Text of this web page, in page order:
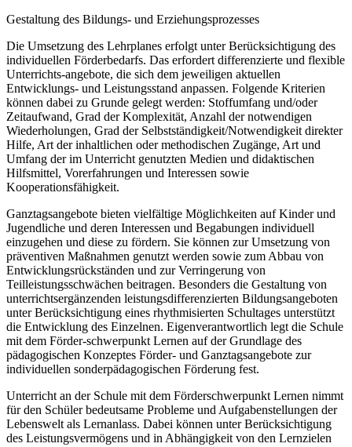
Gestaltung des Bildungs- und Erziehungsprozesses
Die Umsetzung des Lehrplanes erfolgt unter Berücksichtigung des
individuellen Förderbedarfs. Das erfordert differenzierte und flexible
Unterrichts-angebote, die sich dem jeweiligen aktuellen
Entwicklungs- und Leistungsstand anpassen. Folgende Kriterien
können dabei zu Grunde gelegt werden: Stoffumfang und/oder
Zeitaufwand, Grad der Komplexität, Anzahl der notwendigen
Wiederholungen, Grad der Selbstständigkeit/Notwendigkeit direkter
Hilfe, Art der inhaltlichen oder methodischen Zugänge, Art und
Umfang der im Unterricht genutzten Medien und didaktischen
Hilfsmittel, Vorerfahrungen und Interessen sowie
Kooperationsfähigkeit.
Ganztagsangebote bieten vielfältige Möglichkeiten auf Kinder und
Jugendliche und deren Interessen und Begabungen individuell
einzugehen und diese zu fördern. Sie können zur Umsetzung von
präventiven Maßnahmen genutzt werden sowie zum Abbau von
Entwicklungsrückständen und zur Verringerung von
Teilleistungsschwächen beitragen. Besonders die Gestaltung von
unterrichtsergänzenden leistungsdifferenzierten Bildungsangeboten
unter Berücksichtigung eines rhythmisierten Schultages unterstützt
die Entwicklung des Einzelnen. Eigenverantwortlich legt die Schule
mit dem Förder-schwerpunkt Lernen auf der Grundlage des
pädagogischen Konzeptes Förder- und Ganztagsangebote zur
individuellen sonderpädagogischen Förderung fest.
Unterricht an der Schule mit dem Förderschwerpunkt Lernen nimmt
für den Schüler bedeutsame Probleme und Aufgabenstellungen der
Lebenswelt als Lernanlass. Dabei können unter Berücksichtigung
des Leistungsvermögens und in Abhängigkeit von den Lernzielen